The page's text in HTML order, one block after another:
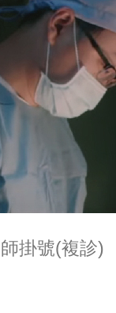
掛號(複診)